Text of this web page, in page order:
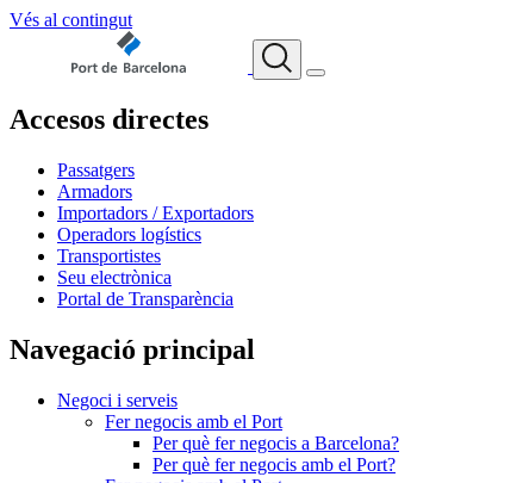
Vés al contingut
Accesos directes
Passatgers
Armadors
Importadors / Exportadors
Operadors logístics
Transportistes
Seu electrònica
Portal de Transparència
Navegació principal
Negoci i serveis
Fer negocis amb el Port
Per què fer negocis a Barcelona?
Per què fer negocis amb el Port?